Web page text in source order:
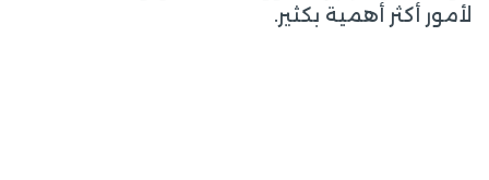
لأمور أكثر أهمية بكثير.